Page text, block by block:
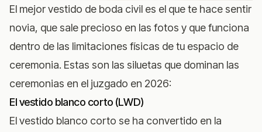
El mejor vestido de boda civil es el que te hace sentir
novia, que sale precioso en las fotos y que funciona
dentro de las limitaciones físicas de tu espacio de
ceremonia. Estas son las siluetas que dominan las
ceremonias en el juzgado en 2026:
El vestido blanco corto (LWD)
El vestido blanco corto se ha convertido en la